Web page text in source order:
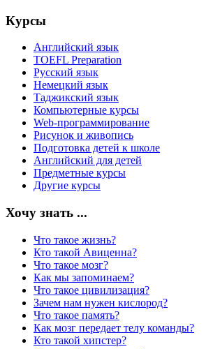
Курсы
Английский язык
TOEFL Preparation
Русский язык
Немецкий язык
Таджикский язык
Компьютерные курсы
Web-программирование
Рисунок и живопись
Подготовка детей к школе
Английский для детей
Предметные курсы
Другие курсы
Хочу знать ...
Что такое жизнь?
Кто такой Авиценна?
Что такое мозг?
Как мы запоминаем?
Что такое цивилизация?
Зачем нам нужен кислород?
Что такое память?
Как мозг передает телу команды?
Кто такой хипстер?